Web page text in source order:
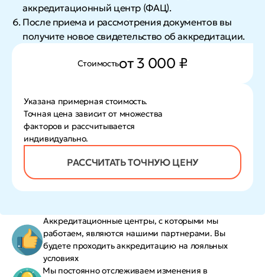
аккредитационный центр (ФАЦ).
После приема и рассмотрения документов вы
получите новое свидетельство об аккредитации.
Стоимостьот 3 000 ₽
Указана примерная стоимость.
Точная цена зависит от множества
факторов и рассчитывается
индивидуально.
РАССЧИТАТЬ ТОЧНУЮ ЦЕНУ
Аккредитационные центры, с которыми мы
работаем, являются нашими партнерами. Вы
будете проходить аккредитацию на лояльных
условиях
Мы постоянно отслеживаем изменения в